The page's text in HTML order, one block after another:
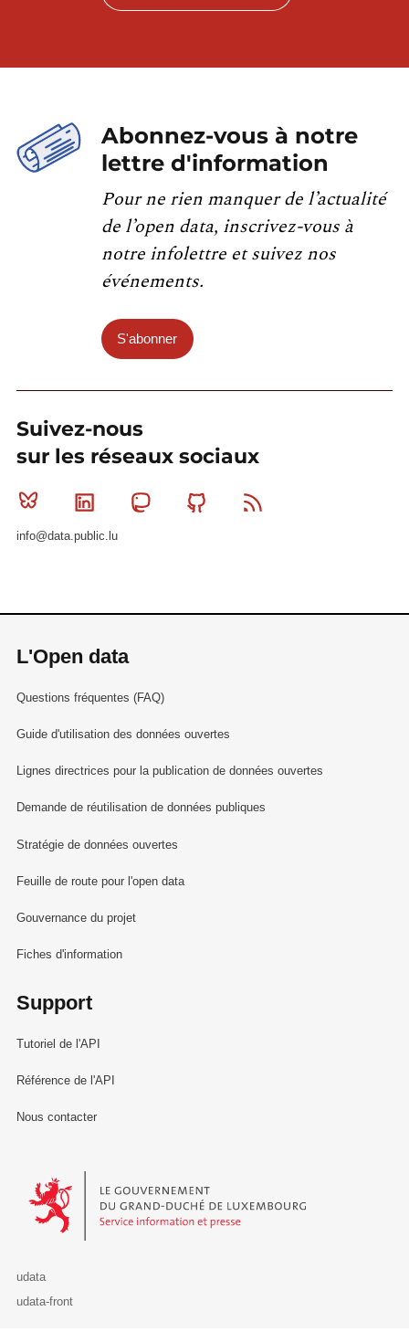
Abonnez-vous à notre
lettre d'information
Pour ne rien manquer de l’actualité
de l’open data, inscrivez-vous à
notre infolettre et suivez nos
événements.
S'abonner
Suivez-nous
sur les réseaux sociaux
Bluesky Linkedin MastodonGithub
info@data.public.lu
L'Open data
Questions fréquentes (FAQ)
Guide d'utilisation des données ouvertes
Lignes directrices pour la publication de données ouvertes
Demande de réutilisation de données publiques
Stratégie de données ouvertes
Feuille de route pour l'open data
Gouvernance du projet
Fiches d'information
Support
Tutoriel de l'API
Référence de l'API
Nous contacter
Le Gouvernement du Grand-Duché de Luxembourg - Service
udata
udata-front